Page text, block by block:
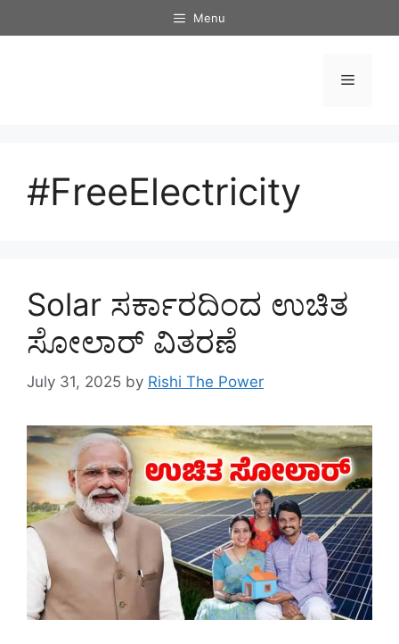
to
Menu
Menu
#FreeElectricity
Solar ಸರ್ಕಾರದಿಂದ ಉಚಿತ
ಸೋಲಾರ್ ವಿತರಣೆ
July 31, 2025 by Rishi The Power